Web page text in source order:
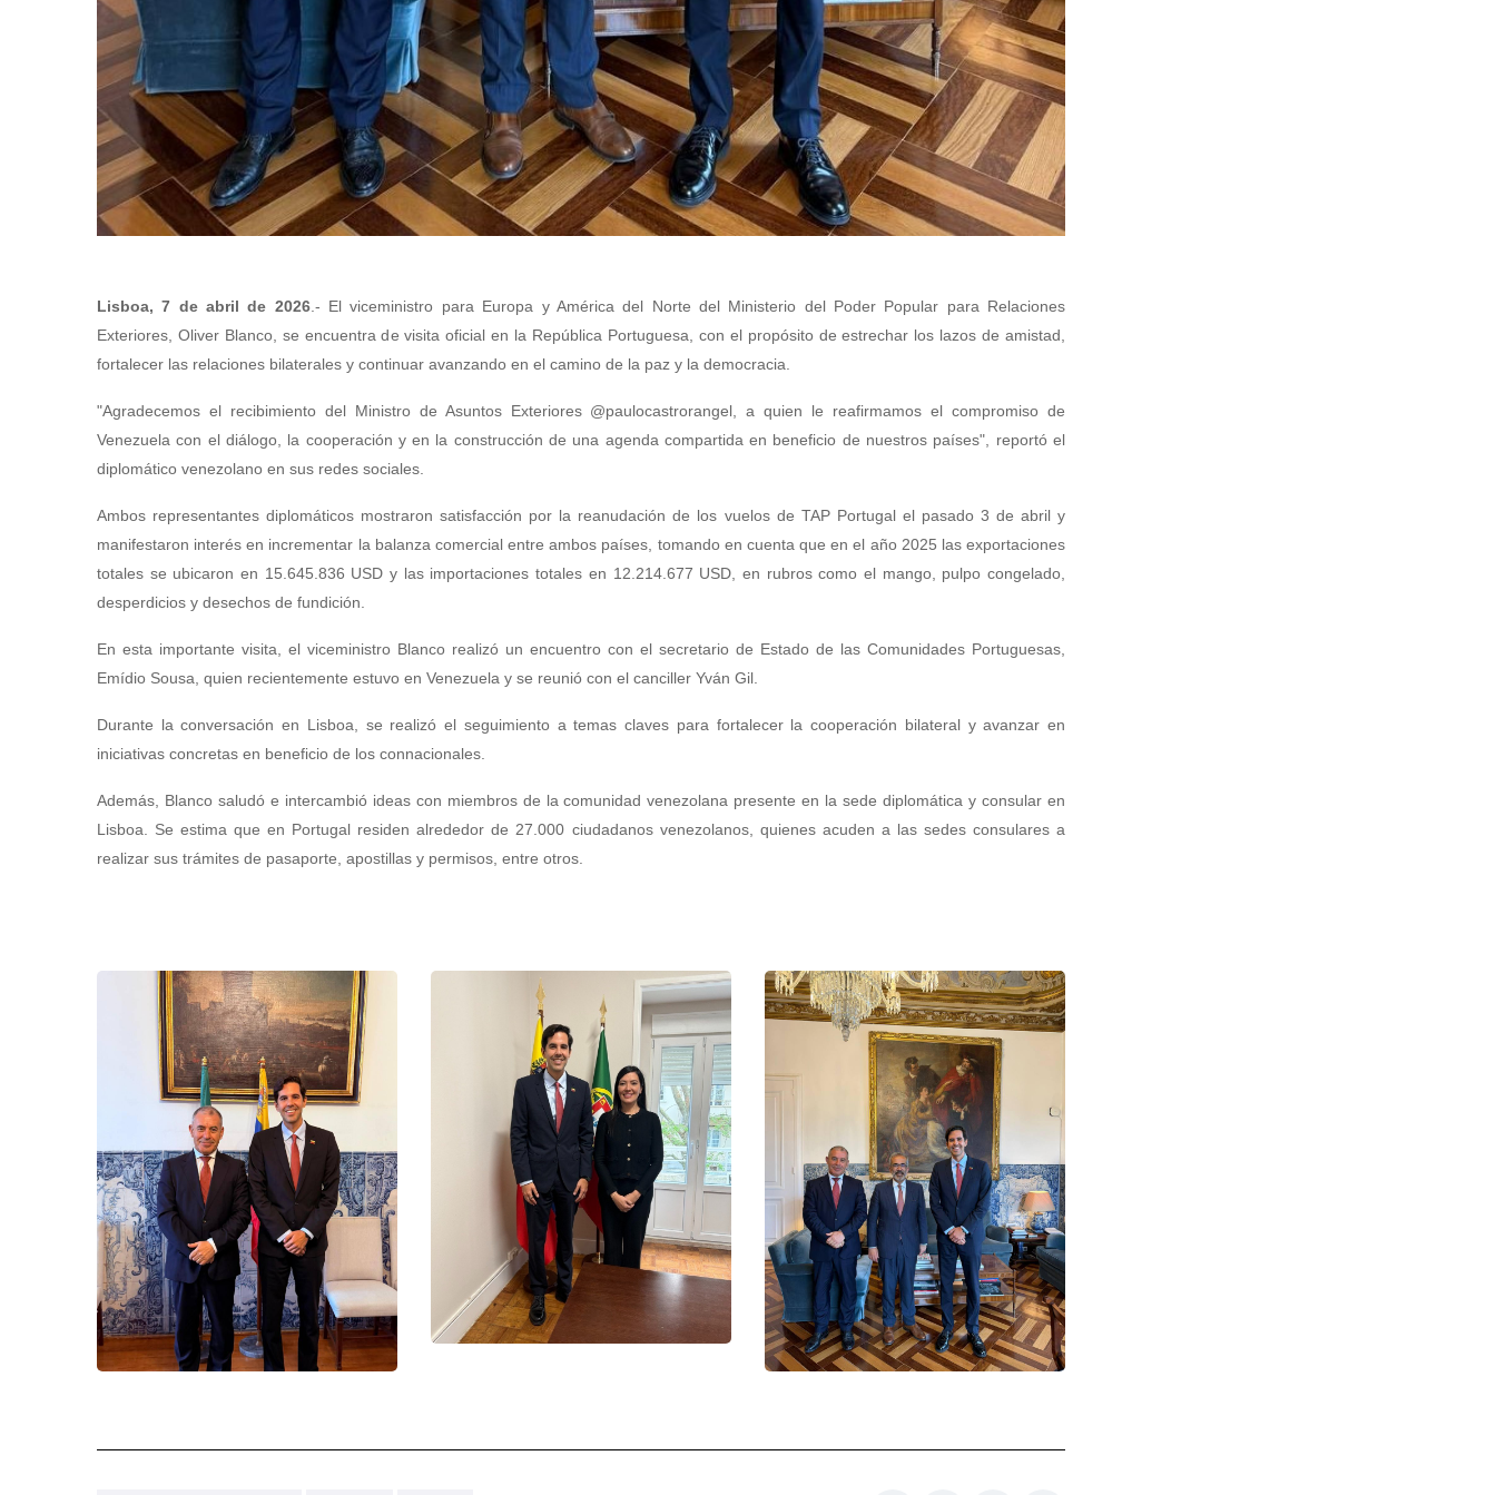
Lisboa, 7 de abril de 2026.- El viceministro para Europa y América del Norte del Ministerio del Poder Popular para Relaciones
Exteriores, Oliver Blanco, se encuentra de visita oficial en la República Portuguesa, con el propósito de estrechar los lazos de amistad,
fortalecer las relaciones bilaterales y continuar avanzando en el camino de la paz y la democracia.
"Agradecemos el recibimiento del Ministro de Asuntos Exteriores @paulocastrorangel, a quien le reafirmamos el compromiso de
Venezuela con el diálogo, la cooperación y en la construcción de una agenda compartida en beneficio de nuestros países", reportó el
diplomático venezolano en sus redes sociales.
Ambos representantes diplomáticos mostraron satisfacción por la reanudación de los vuelos de TAP Portugal el pasado 3 de abril y
manifestaron interés en incrementar la balanza comercial entre ambos países, tomando en cuenta que en el año 2025 las exportaciones
totales se ubicaron en 15.645.836 USD y las importaciones totales en 12.214.677 USD, en rubros como el mango, pulpo congelado,
desperdicios y desechos de fundición.
En esta importante visita, el viceministro Blanco realizó un encuentro con el secretario de Estado de las Comunidades Portuguesas,
Emídio Sousa, quien recientemente estuvo en Venezuela y se reunió con el canciller Yván Gil.
Durante la conversación en Lisboa, se realizó el seguimiento a temas claves para fortalecer la cooperación bilateral y avanzar en
iniciativas concretas en beneficio de los connacionales.
Además, Blanco saludó e intercambió ideas con miembros de la comunidad venezolana presente en la sede diplomática y consular en
Lisboa. Se estima que en Portugal residen alrededor de 27.000 ciudadanos venezolanos, quienes acuden a las sedes consulares a
realizar sus trámites de pasaporte, apostillas y permisos, entre otros.